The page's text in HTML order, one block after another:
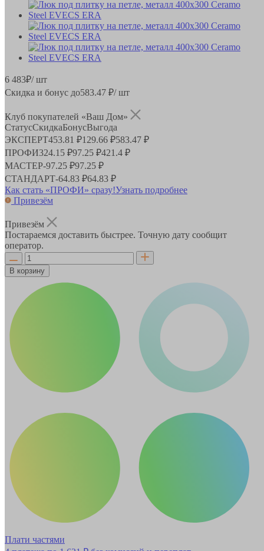
6 483₽/ шт
Скидка и бонус до583.47 ₽/ шт
Клуб покупателей «Ваш Дом»
СтатусСкидкаБонусВыгода
ЭКСПЕРТ453.81 ₽129.66 ₽583.47 ₽
ПРОФИ324.15 ₽97.25 ₽421.4 ₽
МАСТЕР-97.25 ₽97.25 ₽
СТАНДАРТ-64.83 ₽64.83 ₽
Как стать «ПРОФИ» сразу!Узнать подробнее
Привезём
Привезём
Постараемся доставить быстрее. Точную дату сообщит
оператор.
В корзину
Плати частями